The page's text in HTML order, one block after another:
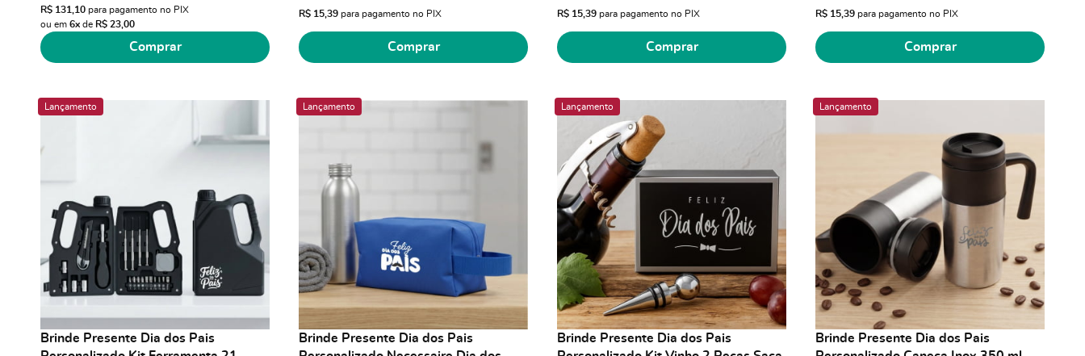
R$ 131,10 para pagamento no PIX
ou em 6x de R$ 23,00
Comprar
R$ 15,39 para pagamento no PIX
Comprar
R$ 15,39 para pagamento no PIX
Comprar
R$ 15,39 para pagamento no PIX
Comprar
Lançamento
Brinde Presente Dia dos Pais
Lançamento
Brinde Presente Dia dos Pais
Lançamento
Brinde Presente Dia dos Pais
Lançamento
Brinde Presente Dia dos Pais